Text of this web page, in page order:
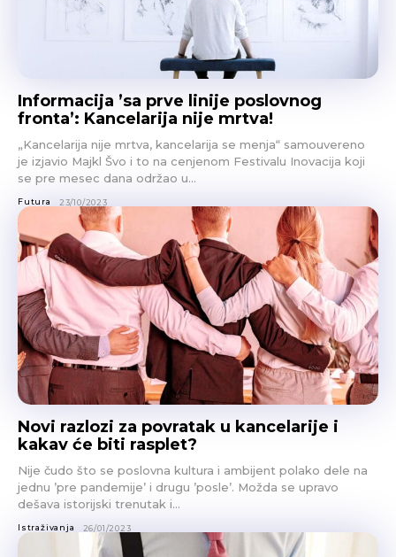
Informacija ’sa prve linije poslovnog
fronta’: Kancelarija nije mrtva!
„Kancelarija nije mrtva, kancelarija se menja“ samouvereno
je izjavio Majkl Švo i to na cenjenom Festivalu Inovacija koji
se pre mesec dana održao u...
Futura 23/10/2023
Novi razlozi za povratak u kancelarije i
kakav će biti rasplet?
Nije čudo što se poslovna kultura i ambijent polako dele na
jednu ’pre pandemije’ i drugu ’posle’. Možda se upravo
dešava istorijski trenutak i...
Istraživanja 26/01/2023